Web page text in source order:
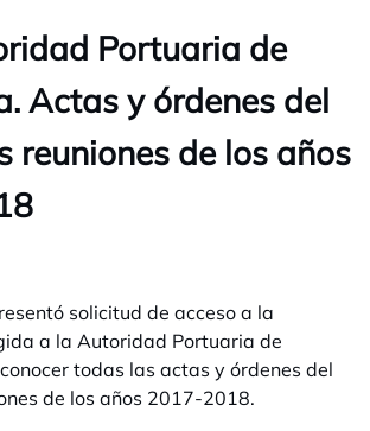
Portuaria de
Actas y órdenes del
reuniones de los años
solicitud de acceso a la
a la Autoridad Portuaria de
todas las actas y órdenes del
de los años 2017-2018.